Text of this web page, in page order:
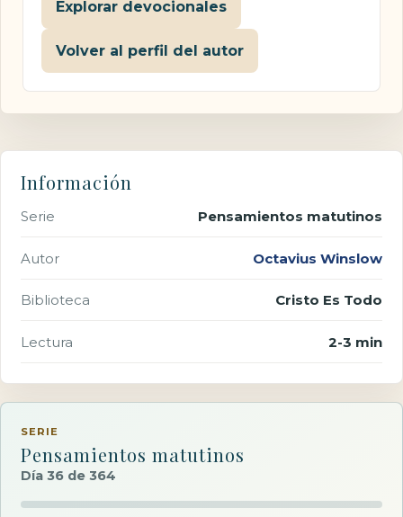
Explorar devocionales
Volver al perfil del autor
Información
Serie Pensamientos matutinos
Autor Octavius Winslow
Biblioteca Cristo Es Todo
Lectura 2-3 min
SERIE
Pensamientos matutinos
Día 36 de 364